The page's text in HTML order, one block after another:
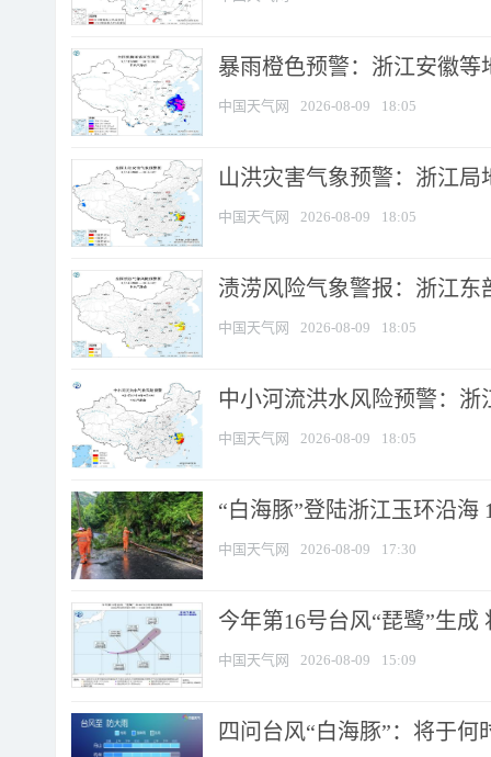
暴雨橙色预警：浙江安徽等
中国天气网 2026-08-09 18:05
山洪灾害气象预警：浙江
中国天气网 2026-08-09 18:05
渍涝风险气象警报：浙江
中国天气网 2026-08-09 18:05
中小河流洪水风险预警：
中国天气网 2026-08-09 18:05
“白海豚”登陆浙江玉环沿海
中国天气网 2026-08-09 17:30
今年第16号台风“琵鹭”生
中国天气网 2026-08-09 15:09
四问台风“白海豚”：将于